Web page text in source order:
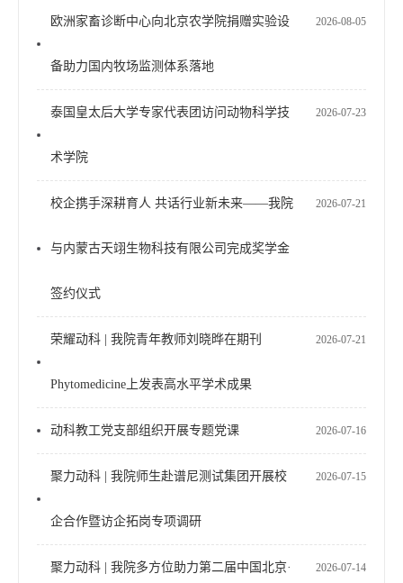
2026-08-05
欧洲家畜诊断中心向北京农学院捐赠实验设
备助力国内牧场监测体系落地
2026-07-23
泰国皇太后大学专家代表团访问动物科学技
术学院
2026-07-21
校企携手深耕育人 共话行业新未来——我院
与内蒙古天翊生物科技有限公司完成奖学金
签约仪式
2026-07-21
荣耀动科 | 我院青年教师刘晓晔在期刊
Phytomedicine上发表高水平学术成果
2026-07-16
动科教工党支部组织开展专题党课
2026-07-15
聚力动科 | 我院师生赴谱尼测试集团开展校
企合作暨访企拓岗专项调研
2026-07-14
聚力动科 | 我院多方位助力第二届中国北京·